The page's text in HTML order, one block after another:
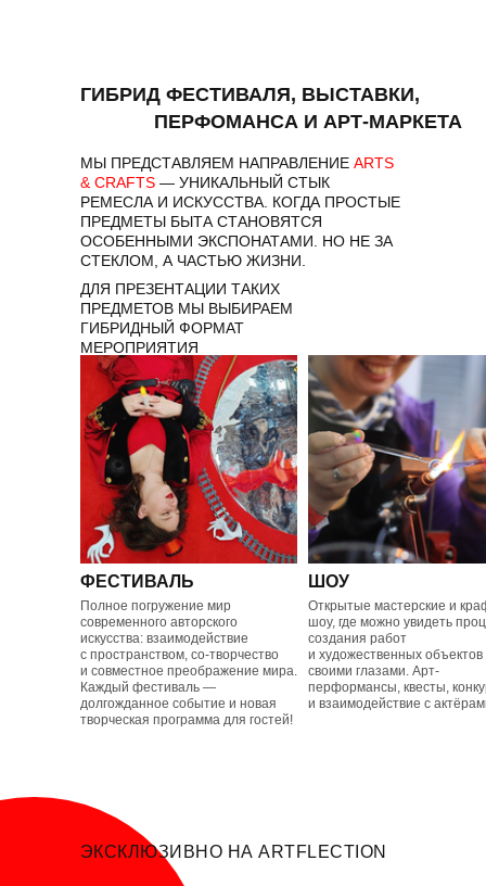
ГИБРИД ФЕСТИВАЛЯ, ВЫСТАВКИ,
ПЕРФОМАНСА И АРТ-МАРКЕТА
МЫ ПРЕДСТАВЛЯЕМ НАПРАВЛЕНИЕ ARTS
& CRAFTS — УНИКАЛЬНЫЙ СТЫК
РЕМЕСЛА И ИСКУССТВА. КОГДА ПРОСТЫЕ
ПРЕДМЕТЫ БЫТА СТАНОВЯТСЯ
ОСОБЕННЫМИ ЭКСПОНАТАМИ. НО НЕ ЗА
СТЕКЛОМ, А ЧАСТЬЮ ЖИЗНИ.
ДЛЯ ПРЕЗЕНТАЦИИ ТАКИХ
ПРЕДМЕТОВ МЫ ВЫБИРАЕМ
ГИБРИДНЫЙ ФОРМАТ
МЕРОПРИЯТИЯ
ФЕСТИВАЛЬ
Полное погружение мир
современного авторского
искусства: взаимодействие
с пространством, со-творчество
и совместное преображение мира.
Каждый фестиваль —
долгожданное событие и новая
творческая программа для гостей!
ШОУ
Открытые мастерские и
шоу, где можно увидеть
создания работ
и художественных объектов
своими глазами. Арт-
перформансы, квесты,
и взаимодействие с
ЭКСКЛЮЗИВНО НА ARTFLECTION